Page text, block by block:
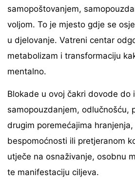
samopoštovanjem,
voljom. To je mjesto gdje se
u djelovanje. Vatreni centar
metabolizam i transformaciju
mentalno.
Blokade u ovoj čakri dovode do
samopouzdanjem, odlučnošću,
drugim poremećajima
bespomoćnosti ili pretjeranom
utječe na osnaživanje, osobnu
te manifestaciju ciljeva.